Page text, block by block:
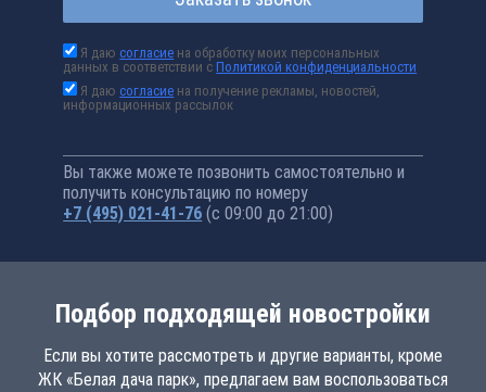
Я даюсогласие на обработку моих персональных
данных в соответствии сПолитикой конфиденциальности
Я даюсогласие на получение рекламы, новостей,
информационных рассылок
Вы также можете позвонить самостоятельно и
получить консультацию по номеру
+7 (495) 021-41-76 (с 09:00 до 21:00)
Подбор подходящей новостройки
Если вы хотите рассмотреть и другие варианты, кроме
ЖК «Белая дача парк», предлагаем вам воспользоваться